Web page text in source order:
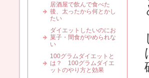
居酒屋で飲んで食べた
後、太ったから何とかし
たい
ダイエットしたいのにお
菓子・間食がやめられな
い
100グラムダイエットと
は？ 100グラムダイエ
ットのやり方と効果